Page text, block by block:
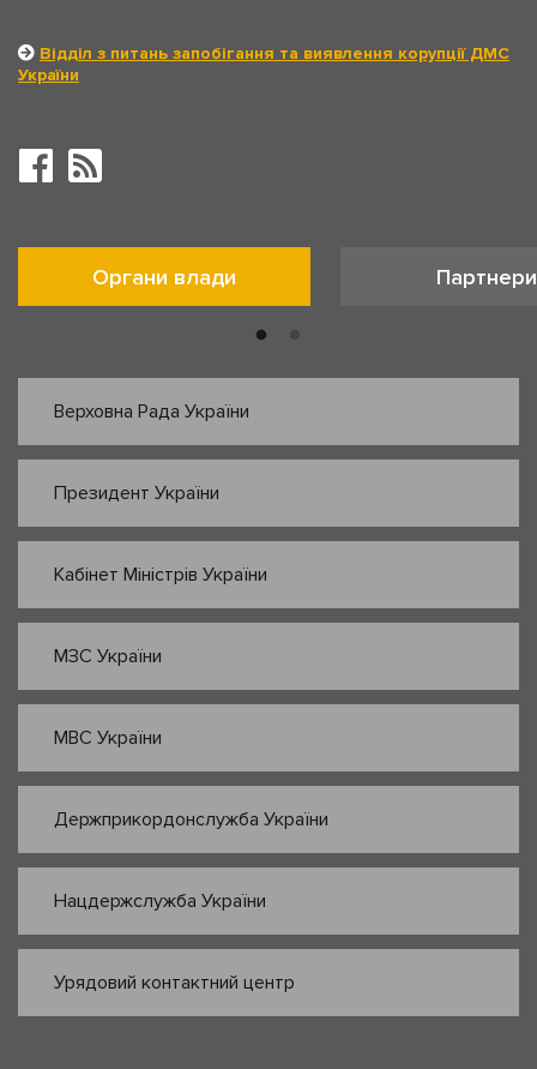
Відділ з питань запобігання та виявлення корупції ДМС
України
Органи влади Партнери
Верховна Рада України
Президент України
Кабінет Міністрів України
МЗС України
МВС України
Держприкордонслужба України
Нацдержслужба України
Урядовий контактний центр